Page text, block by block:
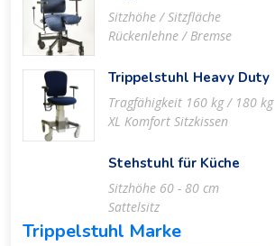
Sitzhöhe / Sitzfläche
Rückenlehne / Bremse
Trippelstuhl Heavy Duty
Tragfähigkeit 160 kg / 180 kg
XL Komfort Sitzkissen
Stehstuhl für Küche
Sitzhöhe 60 - 80 cm
Sattelsitz
Trippelstuhl Marke